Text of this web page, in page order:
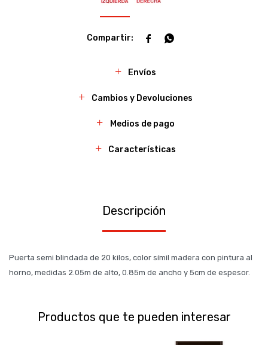
 
Envíos
Cambios y Devoluciones
Medios de pago
Características
Descripción
Puerta semi blindada de 20 kilos, color símil madera con pintura al
horno, medidas 2.05m de alto, 0.85m de ancho y 5cm de espesor.
Productos que te pueden interesar